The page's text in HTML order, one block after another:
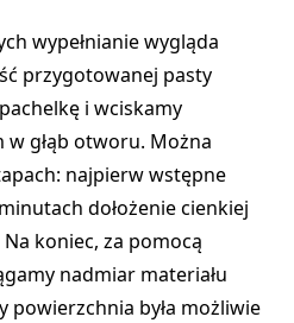
wypełnianie wygląda
przygotowanej pasty
i wciskamy
głąb otworu. Można
najpierw wstępne
dołożenie cienkiej
koniec, za pomocą
nadmiar materiału
powierzchnia była możliwie